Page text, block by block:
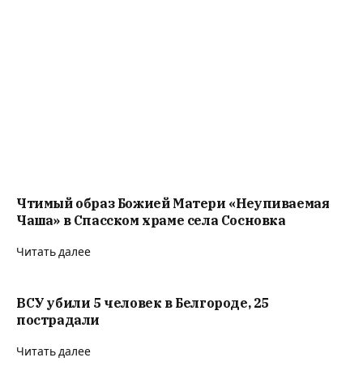
Чтимый образ Божией Матери «Неупиваемая
Чаша» в Спасском храме села Сосновка
Читать далее
ВСУ убили 5 человек в Белгороде, 25
пострадали
Читать далее